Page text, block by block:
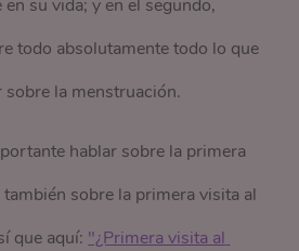
su vida; y en el segundo,
todo absolutamente todo lo que
sobre la menstruación.
hablar sobre la primera
sobre la primera visita al
que aquí: "¿Primera visita al